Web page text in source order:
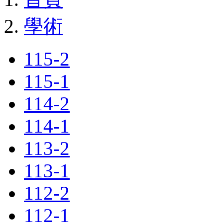
學術
115-2
115-1
114-2
114-1
113-2
113-1
112-2
112-1